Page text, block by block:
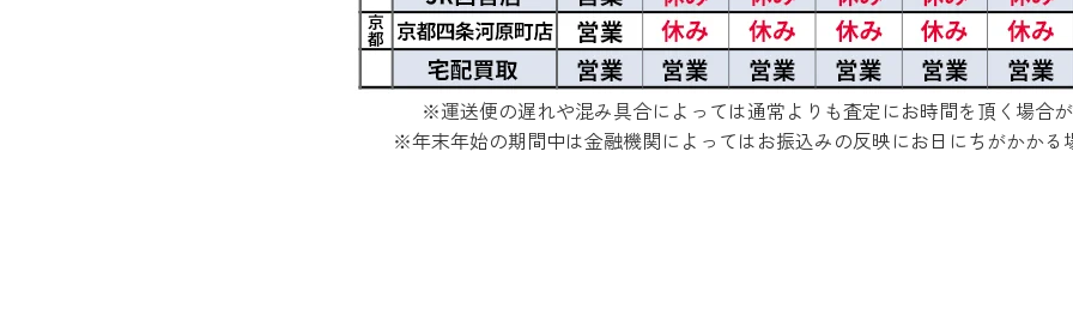
※運送便の遅れや混み具合によっては通常よりも査定にお時間を頂く場合が
※年末年始の期間中は金融機関によってはお振込みの反映にお日にちがかかる